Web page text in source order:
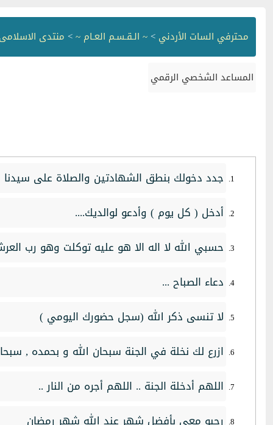
محترفي السات الأردني >~ الـقـسـم العـام ~> منتدى
المساعد الشخصي الرقمي
جدد دخولك بنطق الشهادتين والصلاة على سيدنا
أدخل ( كل يوم ) وأدعو لوالديك....
حسبي الله لا اله الا هو عليه توكلت وهو رب
دعاء الصباح ...
لا تنسى ذكر الله (سجل حضورك اليومي )
ازرع لك نخلة في الجنة سبحان الله و بحمده ,
اللهم أدخلة الجنة .. اللهم أجره من النار ..
رحبو معي بأفضل شهر عند الله شهر رمضان